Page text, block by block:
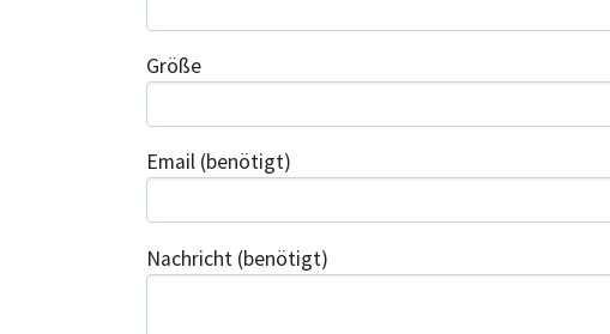
Größe
Email (benötigt)
Nachricht (benötigt)